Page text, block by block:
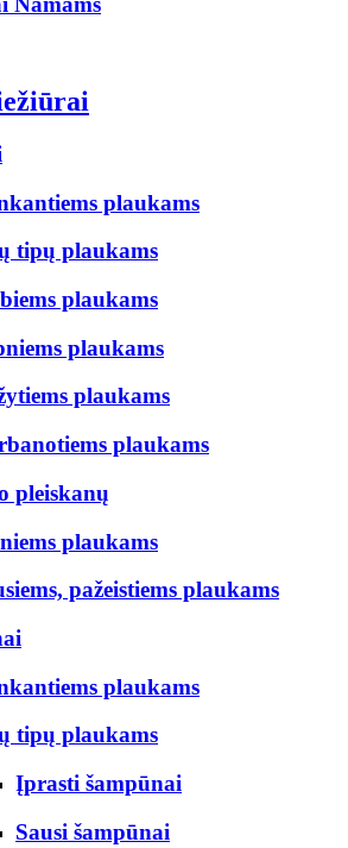
plaukams
tipų plaukams
plaukams
plaukams
plaukams
plaukams
pleiskanų
plaukams
pažeistiems plaukams
plaukams
tipų plaukams
Įprasti šampūnai
Sausi šampūnai